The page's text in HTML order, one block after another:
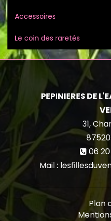
Accessoires
Le coin des raretés
PEPINIERES DE
31,
87520
06 20
Mail :
Plan